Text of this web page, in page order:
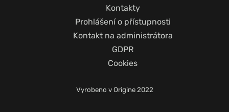
Kontakty
Prohlášení o přístupnosti
Kontakt na administrátora
GDPR
Cookies
Vyrobeno v Origine2022